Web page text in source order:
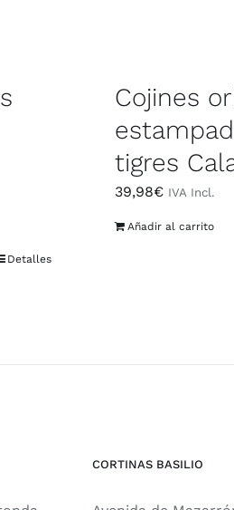
Detalles
Cojines
tigres
39,98€ IVA Incl.
Añadir al carrito
CORTINAS BASILIO